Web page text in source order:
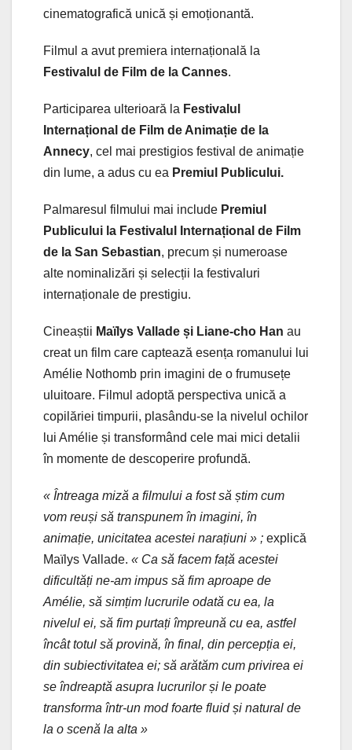
cinematografică unică și emoționantă.
Filmul a avut premiera internațională la
Festivalul de Film de la Cannes.
Participarea ulterioară la Festivalul
Internațional de Film de Animație de la
Annecy, cel mai prestigios festival de animație
din lume, a adus cu ea Premiul Publicului.
Palmaresul filmului mai include Premiul
Publicului la Festivalul Internațional de Film
de la San Sebastian, precum și numeroase
alte nominalizări și selecții la festivaluri
internaționale de prestigiu.
Cineaștii Maïlys Vallade și Liane-cho Han au
creat un film care captează esența romanului lui
Amélie Nothomb prin imagini de o frumusețe
uluitoare. Filmul adoptă perspectiva unică a
copilăriei timpurii, plasându-se la nivelul ochilor
lui Amélie și transformând cele mai mici detalii
în momente de descoperire profundă.
« Întreaga miză a filmului a fost să știm cum
vom reuși să transpunem în imagini, în
animație, unicitatea acestei narațiuni » ; explică
Maïlys Vallade. « Ca să facem față acestei
dificultăți ne-am impus să fim aproape de
Amélie, să simțim lucrurile odată cu ea, la
nivelul ei, să fim purtați împreună cu ea, astfel
încât totul să provină, în final, din percepția ei,
din subiectivitatea ei; să arătăm cum privirea ei
se îndreaptă asupra lucrurilor și le poate
transforma într-un mod foarte fluid și natural de
la o scenă la alta »